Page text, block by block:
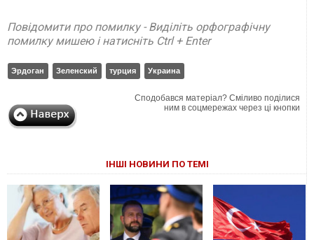
Повідомити про помилку - Виділіть орфографічну
помилку мишею і натисніть Ctrl + Enter
Эрдоган Зеленский турция Украина
Сподобався матеріал? Сміливо поділися
ним в соцмережах через ці кнопки
ІНШІ НОВИНИ ПО ТЕМІ